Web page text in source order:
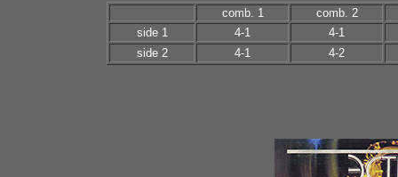
comb. 1
comb. 2
side 1
4-1
4-1
side 2
4-1 4-2